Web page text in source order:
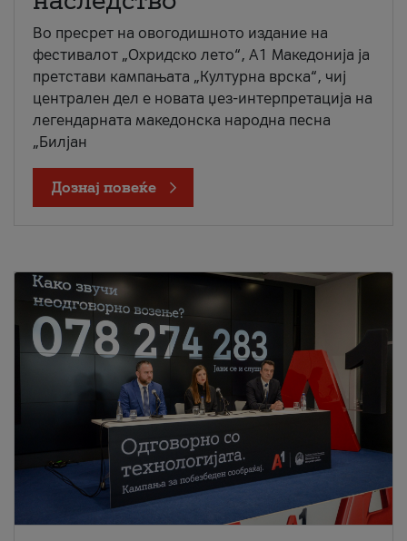
Во пресрет на овогодишното издание на
фестивалот „Охридско лето“, А1 Македонија ја
претстави кампањата „Културна врска“, чиј
централен дел е новата џез-интерпретација на
легендарната македонска народна песна
„Билјан
Дознај повеќе